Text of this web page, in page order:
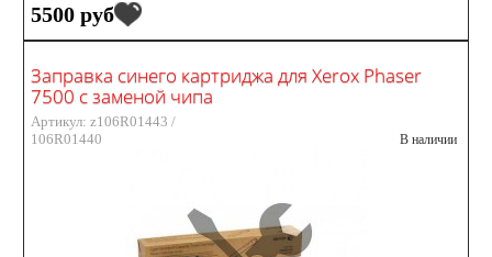
5500 руб
Заправка синего картриджа для Xerox Phaser
7500 с заменой чипа
Артикул: z106R01443 /
106R01440
В наличии